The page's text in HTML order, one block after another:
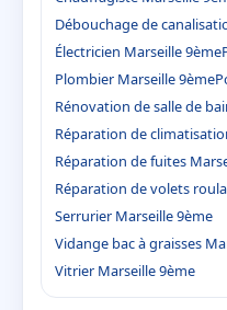
Débouchage de
Électricien Marseille 9ème
Plombier Marseille 9ème
Rénovation de salle de
Réparation de
Réparation de fuites
Réparation de volets
Serrurier Marseille 9ème
Vidange bac à graisses
Vitrier Marseille 9ème